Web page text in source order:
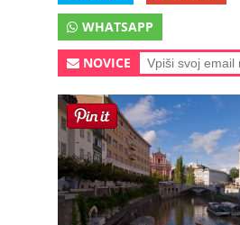
WHATSAPP
NOVICE